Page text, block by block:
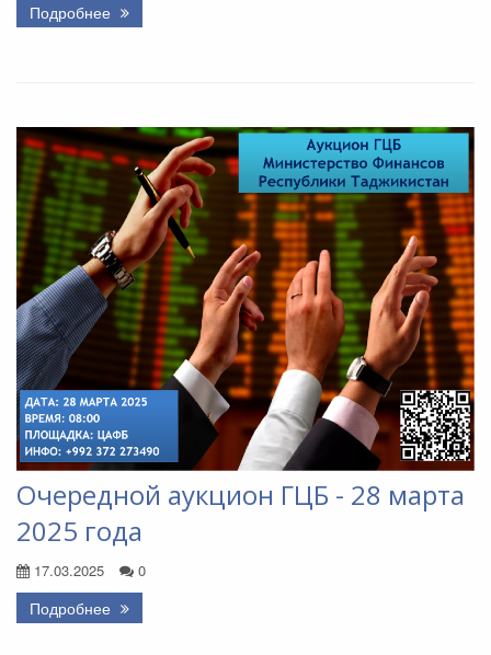
Подробнее
Очередной аукцион ГЦБ - 28 марта
2025 года
17.03.2025 0
Подробнее